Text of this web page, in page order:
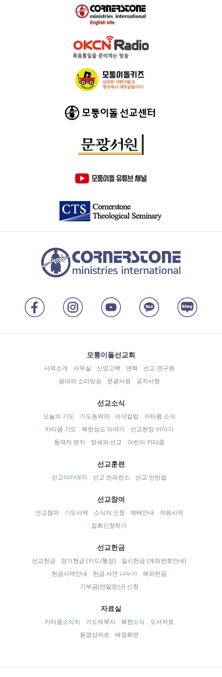
모퉁이돌선교회
사역소개 사무실 신앙고백 연혁
선교 연구원
광야의 소리방송
문광서원 공지사항
선교소식
오늘의 기도 기도동역자 이삭칼럼
카타콤 소식
카타콤 기도
북한성도 이야기
선교현장 이야기
동역자 편지
정세와 선교 어린이 카타콤
선교훈련
선교아카데미 선교 컨퍼런스 선교 인턴쉽
선교참여
선교참여 기도사역 소식지 신청 예배안내
자원사역
집회신청하기
선교헌금
선교헌금 정기헌금 (카드/통장)
일시헌금 (계좌번호안내)
헌금사역안내
헌금 사연 나누기
해외헌금
기부금(연말정산) 신청
자료실
카타콤소식지 기도제목지 북한소식
도서자료
동영상자료
배경화면